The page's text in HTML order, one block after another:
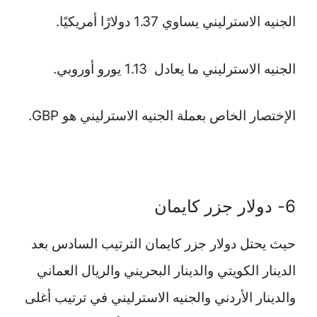
الجنيه الاسترليني يساوي 1.37 دولارًا أمريكيًا.
الجنيه الاسترليني ما يعادل 1.13 يورو أوروبي.
الإختصار الخاص بعملة الجنيه الاسترليني هو GBP.
6- دولار جزر كايمان
حيث يحتل دولار جزر كايمان الترتيب السادس بعد
الدينار الكويتي والدينار البحريني والريال العماني
والدينار الأردني والجنيه الاسترليني في ترتيب أغلى